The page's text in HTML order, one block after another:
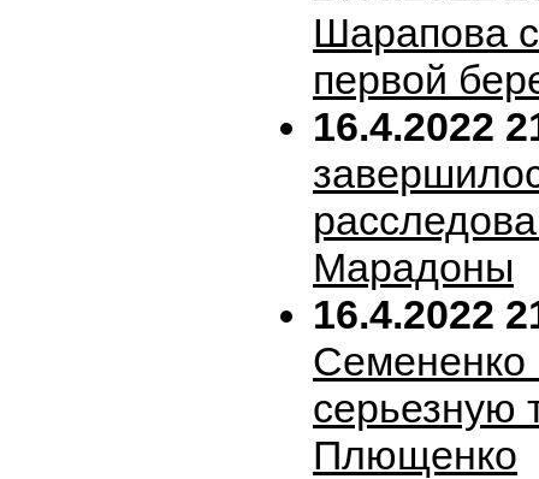
Шарапова
первой
16.4.2022
Марадоны
16.4.2022
Семененко
серьезную
Плющенко